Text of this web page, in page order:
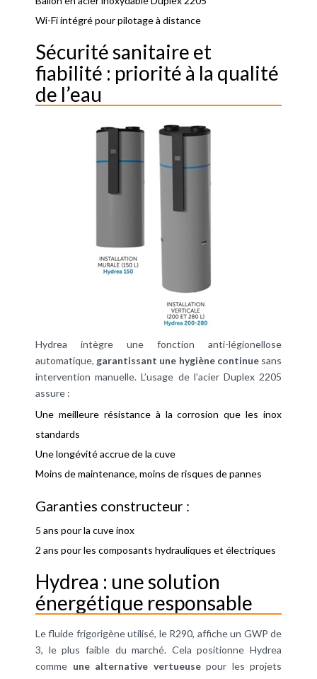
Wi-Fi intégré pour pilotage à distance
Sécurité sanitaire et
fiabilité : priorité à la qualité
de l’eau
Hydrea intègre une fonction anti-légionellose
automatique, garantissant une hygiène continuesans
intervention manuelle. L’usage de l’acier Duplex 2205
assure :
Une meilleure résistance à la corrosion que les inox
standards
Une longévité accrue de la cuve
Moins de maintenance, moins de risques de pannes
Garanties constructeur :
5 ans pour la cuve inox
2 ans pour les composants hydrauliques et électriques
Hydrea : une solution
énergétique responsable
Le fluide frigorigène utilisé, le R290, affiche un GWP de
3, le plus faible du marché. Cela positionne Hydrea
comme une alternative vertueusepour les projets